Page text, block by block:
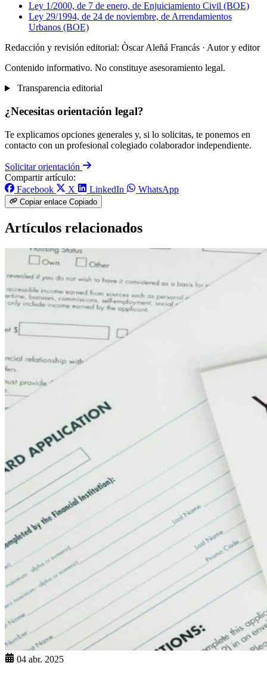
Ley 1/2000, de 7 de enero, de Enjuiciamiento Civil (BOE)
Ley 29/1994, de 24 de noviembre, de Arrendamientos
Urbanos (BOE)
Redacción y revisión editorial: Òscar Aleñá Francás · Autor y editor
Contenido informativo. No constituye asesoramiento legal.
Transparencia editorial
¿Necesitas orientación legal?
Te explicamos opciones generales y, si lo solicitas, te ponemos en
contacto con un profesional colegiado colaborador independiente.
Solicitar orientación
Compartir artículo:
Facebook
X LinkedIn WhatsApp
Copiar enlace Copiado
Artículos relacionados
04 abr. 2025